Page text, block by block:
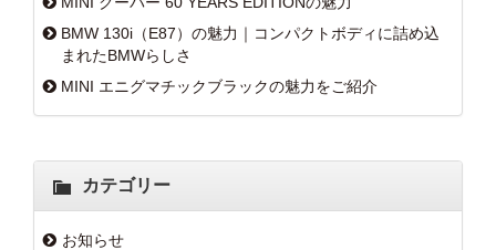
BMW 130i（E87）の魅力｜コンパクトボディに詰め込
まれたBMWらしさ
MINI エニグマチックブラックの魅力をご紹介
カテゴリー
お知らせ